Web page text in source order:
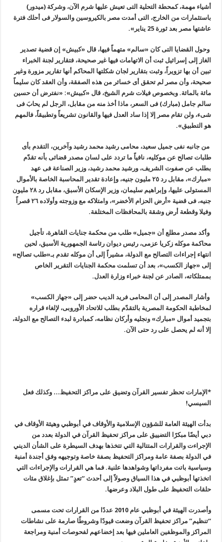
أشياء مهمة، كمحطة التحلية التى تعيش عليها شرم الآن، وشركة (ميدور)
باستثمارات من الخارج، التى أمدت مصر بالكيروسين والسولار فى أحلك فترة
عاشتها مصر بعد ثورة 25 يناير
».
وحول القضايا التى كان «سالم» متهماً فيها، قال «كبيش» إن قضية تصدير
الغاز إلى إسرائيل ثبت أن الاتهامات فيها غير صحيحة، فتقارير لجنة الخبراء
تبين أن بها تزويراً، وثبت بتقارير لجان شكلتها المحاكم أنها تقارير مزورة وغير
صحيحة، وأن مصر لم تحقق أى خسائر من هذه الصفقة، وأن العقد كان سليماً
مائة بالمائة. وبخصوص فيلات شرم الشيخ، قال «كبيش»: «نفترض أن حسين
سالم جامل (مبارك) فى السعر، ماذا أخذ منه من مقابل، الرجل لم يحابَ فى
شىء، ولن تقام مصر إلا إذا ساد العدل فيها والقانون تشريعاً وتطبيقاً، فالمهم
هو التطبيق».
من جانبه نفى جميل سعيد، محامى رشيد محمد رشيد وآخرين، التقدم بأى
طلبات تصالح عن موكليه، نافياً ما تردد على لسان مصدر قضائى بأنه تقدّم
بطلب عن صفوت الشريف، ورشيد محمد رشيد، وزير الصناعة فى عهد
«مبارك»، مقابل رد ٢٥ مليون جنيه، وإعادة تقدير المحاسبة الخاصة بالأموال
المستولى عليها، وإبراهيم سليمان، وزير الإسكان الأسبق، مقابل رد ٢٨ مليون
جنيه، فى قضية «أرض الحزام الأخضر»، وامتلاكه مع وزوجته وأولاده ٢٦ قصراً
وفيلا وقطعة أرض وشقة بالمحافظات المختلفة.
وأكد مصدر مطلع أن «جميل» طلب من محكمة جنايات القاهرة، تأجيل
محاكمة موكله زكريا عزمى، رئيس ديوان رئاسة الجمهورية الأسبق، لحين
انتهاء إجراءات التصالح مع الدولة، مشيراً إلى أن موكله تقدم بـ«طلب تصالح»
إلى «جهاز الكسب»، بعد أن تسلمت محكمة الجنايات التقرير الخاص
بممتلكاته، الصادر عن لجنة خبراء وزارة العدل.
وأشار المصدر إلى أن المحامى فريد الديب حضر إلى «جهاز الكسب»
لمخاطبة الحكومة المصرية بالتقدّم بطلب للاتحاد الأوروبى، لإلغاء قراره
بتجميد أموال «مبارك» ونجليه وأركان نظامه، كمبادرة لبدء التصالح مع الدولة،
إلا أنه لم يحصل على رد حتى الآن.
*الإمارات تحظر تفسير القرآن وتضيق على مراكز التحفيظ… وكذلك فعل
السيسي!
بدأت الهيئة العامة للشؤون الإسلامية والأوقاف في أبوظبي وهيئة الأوقاف في
دبي أيضًا مبكرًا التضييق على مراكز تحفيظ القرآن في الدولة بعدد من
الإجراءت والقرارات المتتالية التي تتخذها بهدف السيطرة على الشأن الديني
في الدولة بصفة عامة ومراكز التحفيظ بصفة خاصة وتوجيهه وفق أجندة أمنية
وسياسية باتت مفرداتها وشواهدها علنية. فما هي القرارات والإجراءات التي
اتخذتها أبوظبي في هذا السياق وصولاً إلى أحدث “تعدٍ” تمثل بإغلاق مئات
حلقات التحفيظ على طول البلاد وعرضها.
وأصدرت الهيئة في أبوظبي عام 2010 عددًا من القرارات تحت مسمى
“تنظيم” مراكز تحفيظ القرآن وضعت قيودًا وشروطًا صارمة على نشاطات
المراكز والموظفين العاملين فيها بعد إخضاعهم لفحوصات أمنية ومراجعة